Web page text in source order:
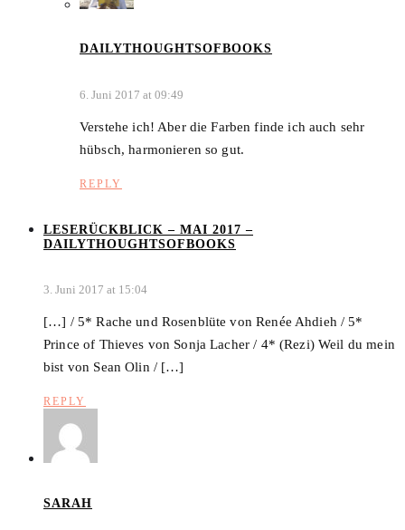
DAILYTHOUGHTSOFBOOKS
6. Juni 2017 at 09:49
Verstehe ich! Aber die Farben finde ich auch sehr
hübsch, harmonieren so gut.
REPLY
LESERÜCKBLICK – MAI 2017 –
DAILYTHOUGHTSOFBOOKS
3. Juni 2017 at 15:04
[…] / 5* Rache und Rosenblüte von Renée Ahdieh / 5*
Prince of Thieves von Sonja Lacher / 4* (Rezi) Weil du mein
bist von Sean Olin / […]
REPLY
SARAH